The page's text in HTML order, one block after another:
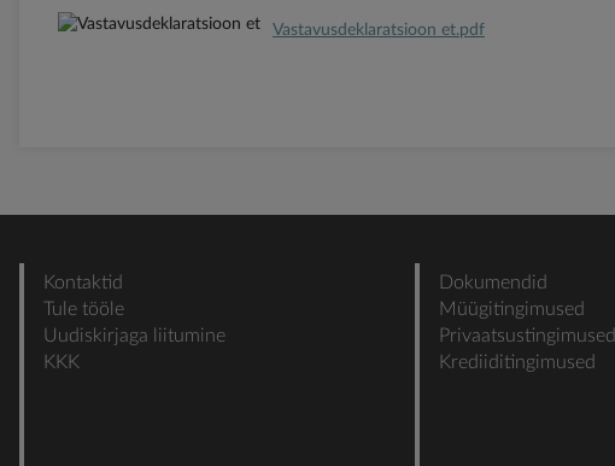
Vastavusdeklaratsioon et.pdf
Kontaktid
Tule tööle
Uudiskirjaga liitumine
KKK
Dokumendid
Müügitingimused
Privaatsustingimused
Krediiditingimused